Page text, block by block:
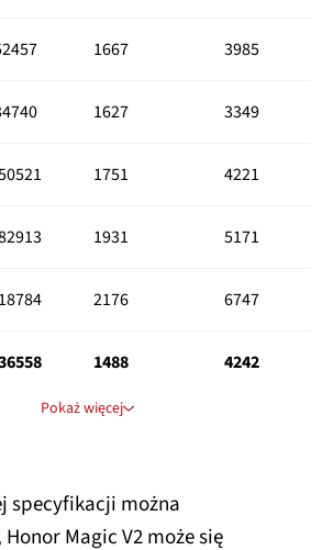
1667 3985
1627 3349
1751 4221
1931 5171
2176 6747
1488 4242
1420
Pokaż więcej
specyfikacji można
Magic V2 może się